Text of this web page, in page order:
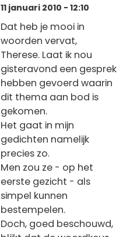
11 januari 2010 - 12:10
Dat heb je mooi in
woorden vervat,
Therese. Laat ik nou
gisteravond een gesprek
hebben gevoerd waarin
dit thema aan bod is
gekomen.
Het gaat in mijn
gedichten namelijk
precies zo.
Men zou ze - op het
eerste gezicht - als
simpel kunnen
bestempelen.
Doch, goed beschouwd,